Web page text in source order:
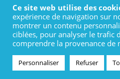
Plan du
Mentions
Ce site web utilise des
expérience de navigation sur
montrer un contenu
ciblées, pour analyser le trafic
comprendre la provenance de
Personnaliser Refuser